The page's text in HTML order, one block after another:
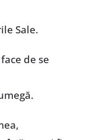
Sale.
de se